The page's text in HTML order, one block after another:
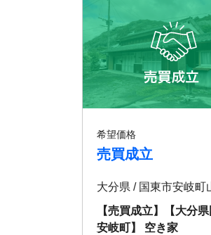
希望価格
売買成立
大分県 / 国東市安岐町
【売買成立】【⼤分
安岐町】 空き家